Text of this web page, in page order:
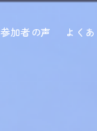
参加者の声 よく